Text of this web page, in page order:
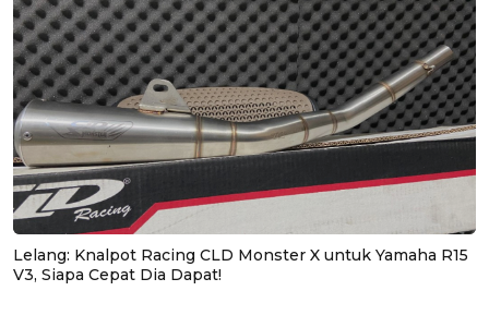
Lelang: Knalpot Racing CLD Monster X untuk Yamaha R15
V3, Siapa Cepat Dia Dapat!